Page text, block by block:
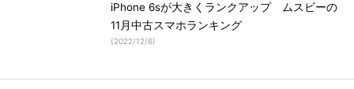
iPhone 6sが大きくランクアップ ムスビーの
11月中古スマホランキング
(2022/12/6)